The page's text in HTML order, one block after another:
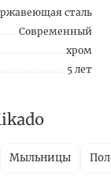
сталь
Современный
хром
5 лет
Мыльницы